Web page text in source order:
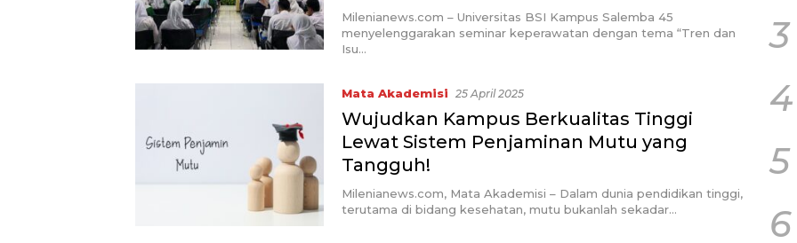
Milenianews.com – Universitas BSI Kampus Salemba 45
menyelenggarakan seminar keperawatan dengan tema “Tren dan
Isu…
Mata Akademisi 25 April 2025
Wujudkan Kampus Berkualitas Tinggi
Lewat Sistem Penjaminan Mutu yang
Tangguh!
Milenianews.com, Mata Akademisi – Dalam dunia pendidikan tinggi,
terutama di bidang kesehatan, mutu bukanlah sekadar…
3
4
5
6